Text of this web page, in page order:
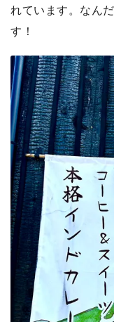
れています。なん
す！